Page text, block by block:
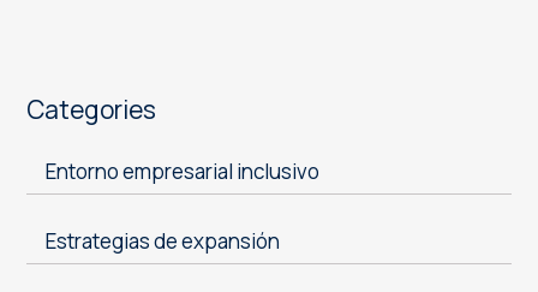
Categories
Entorno empresarial inclusivo
Estrategias de expansión